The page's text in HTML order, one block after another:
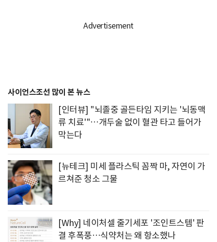
사이언스조선 많이 본 뉴스
[인터뷰] "뇌졸중 골든타임 지키는 '뇌동맥
류 치료'"…개두술 없이 혈관 타고 들어가
막는다
[뉴테크] 미세 플라스틱 꼼짝 마, 자연이 가
르쳐준 청소 그물
[Why] 네이처셀 줄기세포 '조인트스템' 판
결 후폭풍…식약처는 왜 항소했나